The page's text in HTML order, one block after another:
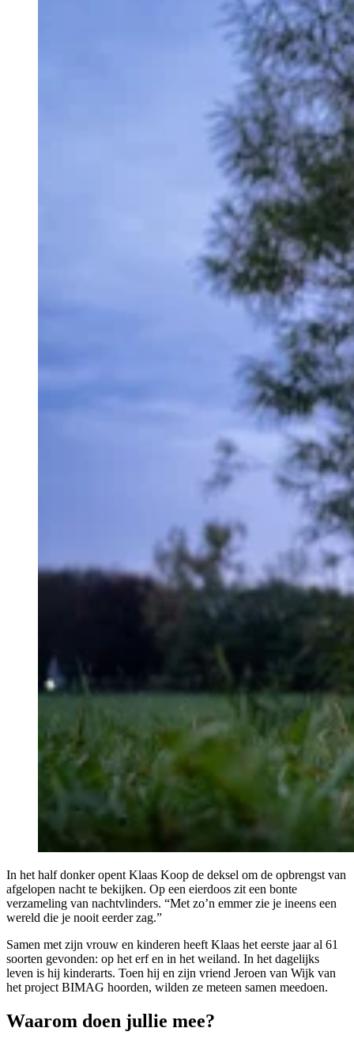
In het half donker opent Klaas Koop de deksel om de opbrengst van
afgelopen nacht te bekijken. Op een eierdoos zit een bonte
verzameling van nachtvlinders. “Met zo’n emmer zie je ineens een
wereld die je nooit eerder zag.”
Samen met zijn vrouw en kinderen heeft Klaas het eerste jaar al 61
soorten gevonden: op het erf en in het weiland. In het dagelijks
leven is hij kinderarts. Toen hij en zijn vriend Jeroen van Wijk van
het project BIMAG hoorden, wilden ze meteen samen meedoen.
Waarom doen jullie mee?